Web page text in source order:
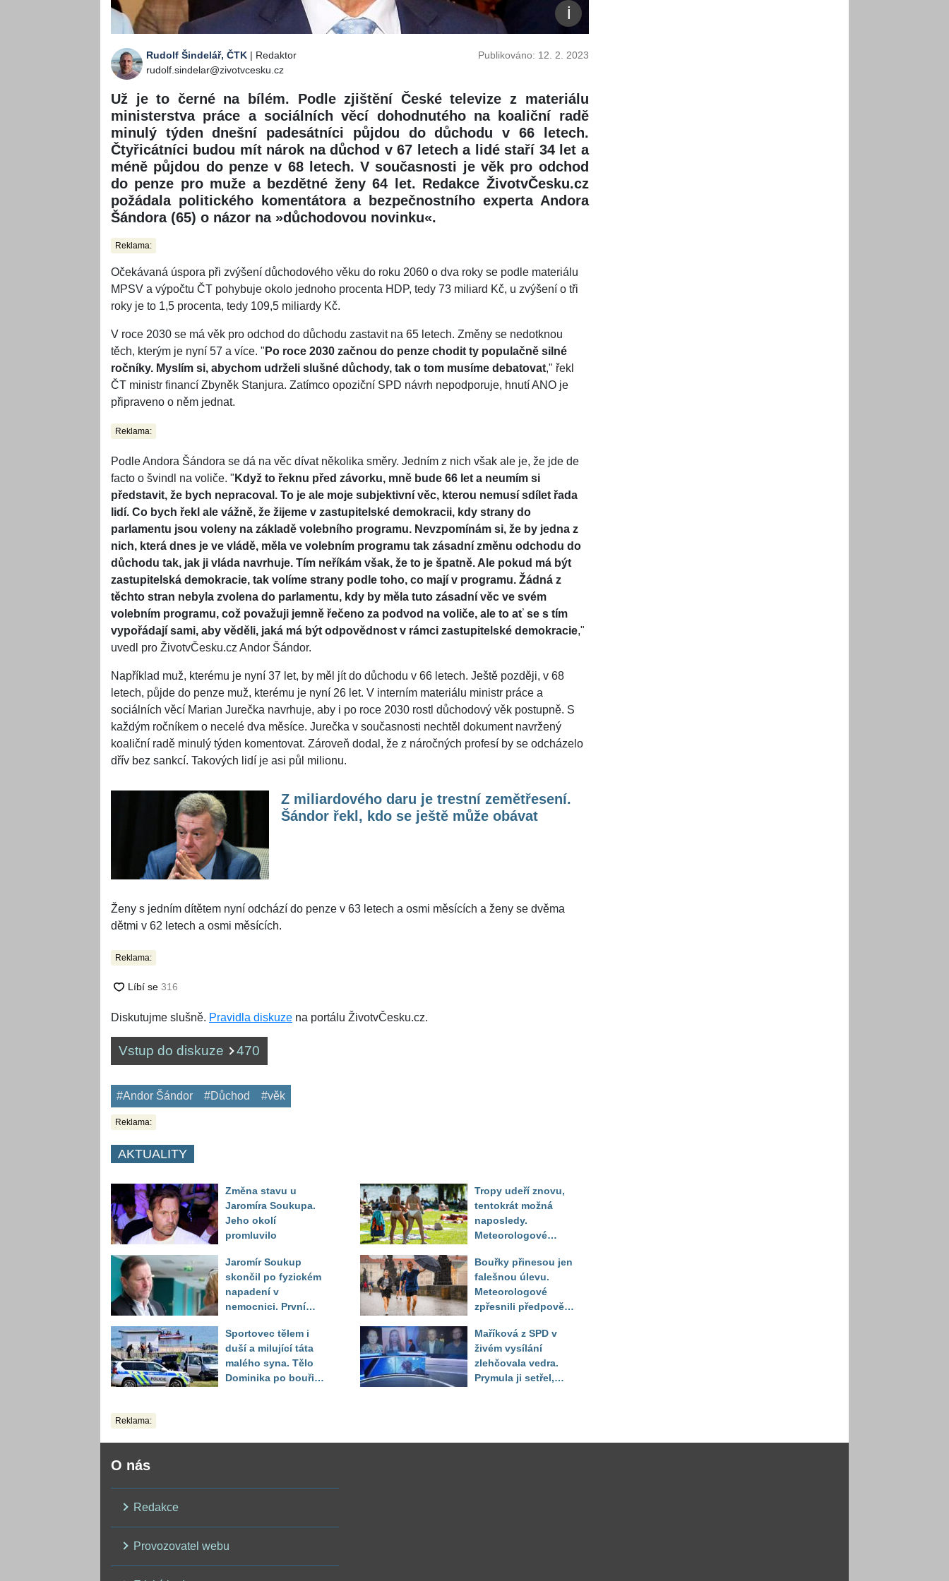
Rudolf Šindelář, ČTK | Redaktor
rudolf.sindelar@zivotvcesku.cz
Publikováno: 12. 2. 2023
Už je to černé na bílém. Podle zjištění České televize z materiálu
ministerstva práce a sociálních věcí dohodnutého na koaliční radě
minulý týden dnešní padesátníci půjdou do důchodu v 66 letech.
Čtyřicátníci budou mít nárok na důchod v 67 letech a lidé staří 34 let a
méně půjdou do penze v 68 letech. V současnosti je věk pro odchod
do penze pro muže a bezdětné ženy 64 let. Redakce ŽivotvČesku.cz
požádala politického komentátora a bezpečnostního experta Andora
Šándora (65) o názor na »důchodovou novinku«.
Reklama:
Očekávaná úspora při zvýšení důchodového věku do roku 2060 o dva roky se podle materiálu
MPSV a výpočtu ČT pohybuje okolo jednoho procenta HDP, tedy 73 miliard Kč, u zvýšení o tři
roky je to 1,5 procenta, tedy 109,5 miliardy Kč.
V roce 2030 se má věk pro odchod do důchodu zastavit na 65 letech. Změny se nedotknou
těch, kterým je nyní 57 a více. " Po roce 2030 začnou do penze chodit ty populačně silné
ročníky. Myslím si, abychom udrželi slušné důchody, tak o tom musíme debatovat," řekl
ČT ministr financí Zbyněk Stanjura. Zatímco opoziční SPD návrh nepodporuje, hnutí ANO je
připraveno o něm jednat.
Reklama:
Podle Andora Šándora se dá na věc dívat několika směry. Jedním z nich však ale je, že jde de
facto o švindl na voliče. " Když to řeknu před závorku, mně bude 66 let a neumím si
představit, že bych nepracoval. To je ale moje subjektivní věc, kterou nemusí sdílet řada
lidí. Co bych řekl ale vážně, že žijeme v zastupitelské demokracii, kdy strany do
parlamentu jsou voleny na základě volebního programu. Nevzpomínám si, že by jedna z
nich, která dnes je ve vládě, měla ve volebním programu tak zásadní změnu odchodu do
důchodu tak, jak ji vláda navrhuje. Tím neříkám však, že to je špatně. Ale pokud má být
zastupitelská demokracie, tak volíme strany podle toho, co mají v programu. Žádná z
těchto stran nebyla zvolena do parlamentu, kdy by měla tuto zásadní věc ve svém
volebním programu, což považuji jemně řečeno za podvod na voliče, ale to ať se s tím
vypořádají sami, aby věděli, jaká má být odpovědnost v rámci zastupitelské demokracie,"
uvedl pro ŽivotvČesku.cz Andor Šándor.
Například muž, kterému je nyní 37 let, by měl jít do důchodu v 66 letech. Ještě později, v 68
letech, půjde do penze muž, kterému je nyní 26 let. V interním materiálu ministr práce a
sociálních věcí Marian Jurečka navrhuje, aby i po roce 2030 rostl důchodový věk postupně. S
každým ročníkem o necelé dva měsíce. Jurečka v současnosti nechtěl dokument navržený
koaliční radě minulý týden komentovat. Zároveň dodal, že z náročných profesí by se odcházelo
dřív bez sankcí. Takových lidí je asi půl milionu.
Z miliardového daru je trestní zemětřesení.
Šándor řekl, kdo se ještě může obávat
Ženy s jedním dítětem nyní odchází do penze v 63 letech a osmi měsících a ženy se dvěma
dětmi v 62 letech a osmi měsících.
Reklama:
Diskutujme slušně. Pravidla diskuze na portálu ŽivotvČesku.cz.
Vstup do diskuze 470
#Andor Šándor #Důchod #věk
Reklama:
AKTUALITY
Změna stavu u
Jaromíra Soukupa.
Jeho okolí
promluvilo
Jaromír Soukup
skončil po fyzickém
napadení v
nemocnici. První
Sportovec tělem i
duší a milující táta
malého syna. Tělo
Dominika po bouři
Tropy udeří znovu,
tentokrát možná
naposledy.
Meteorologové
do září
Bouřky přinesou jen
falešnou úlevu.
Meteorologové
zpřesnili předpověď
horkého počasí
Maříková z SPD v
živém vysílání
zlehčovala vedra.
Prymula ji setřel,
Reklama:
O nás
Redakce
Provozovatel webu